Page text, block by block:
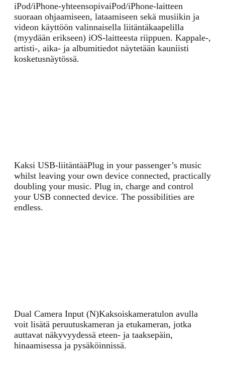
iPod/iPhone-yhteensopivaiPod/iPhone-laitteen
suoraan ohjaamiseen, lataamiseen sekä musiikin ja
videon käyttöön valinnaisella liitäntäkaapelilla
(myydään erikseen) iOS-laitteesta riippuen. Kappale-,
artisti-, aika- ja albumitiedot näytetään kauniisti
kosketusnäytössä.
Kaksi USB-liitäntääPlug in your passenger’s music
whilst leaving your own device connected, practically
doubling your music. Plug in, charge and control
your USB connected device. The possibilities are
endless.
Dual Camera Input (N)Kaksoiskameratulon avulla
voit lisätä peruutuskameran ja etukameran, jotka
auttavat näkyvyydessä eteen- ja taaksepäin,
hinaamisessa ja pysäköinnissä.